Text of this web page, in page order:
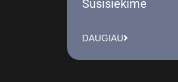
Susisiekime
DAUGIAU